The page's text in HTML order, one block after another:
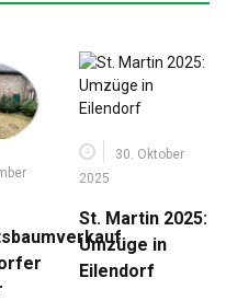
30. Oktober
2025
St. Martin 2025:
Umzüge in
Eilendorf